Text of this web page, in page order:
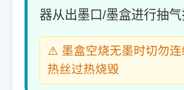
器从出墨口/墨盒进行抽气
⚠️ 墨盒空烧无墨时切勿
热丝过热烧毁